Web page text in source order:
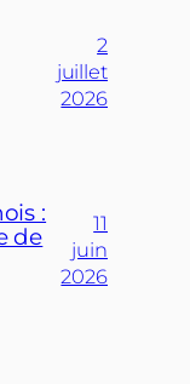
2
juillet
2026
:
de
11
juin
2026